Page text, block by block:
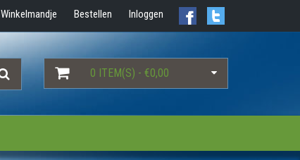
Winkelmandje Bestellen Inloggen
0 ITEM(S) - €0,00